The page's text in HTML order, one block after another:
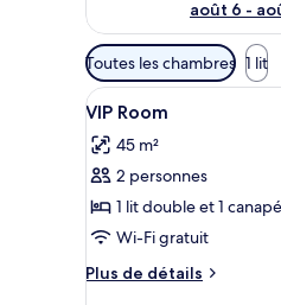
août 6 -
Filtres
disponibles
pour
les
chambres
Toutes les chambres 1 lit
Afficher
toutes
les
photos
pour
ce
type
de
8
VIP Room
45 m²
2 personnes
1 lit double et 1
Wi-Fi gratuit
Plus de détails
Plus